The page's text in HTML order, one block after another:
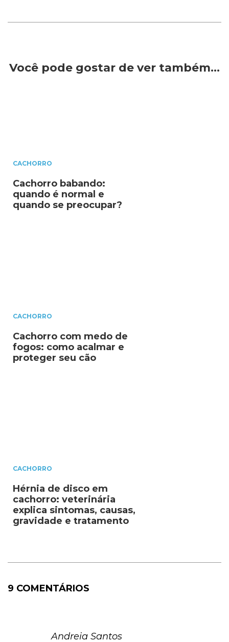
Você pode gostar de ver também…
CACHORRO
Cachorro babando:
quando é normal e
quando se preocupar?
CACHORRO
Cachorro com medo de
fogos: como acalmar e
proteger seu cão
CACHORRO
Hérnia de disco em
cachorro: veterinária
explica sintomas, causas,
gravidade e tratamento
9 COMENTÁRIOS
Andreia Santos